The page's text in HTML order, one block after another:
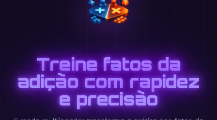
Treine fatos da
adição com rapidez
e precisão